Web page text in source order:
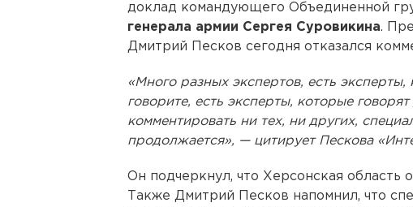
доклад командующего Объединенной
генерала армии Сергея Суровикина.
Дмитрий Песков сегодня отказался
«Много разных экспертов, есть эксперты,
говорите, есть эксперты, которые
комментировать ни тех, ни других,
продолжается», — цитирует Пескова
Он подчеркнул, что Херсонская область
Также Дмитрий Песков напомнил, что